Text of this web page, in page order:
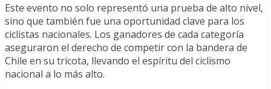
Este evento no solo representó una prueba de alto nivel,
sino que también fue una oportunidad clave para los
ciclistas nacionales. Los ganadores de cada categoría
aseguraron el derecho de competir con la bandera de
Chile en su tricota, llevando el espíritu del ciclismo
nacional a lo más alto.